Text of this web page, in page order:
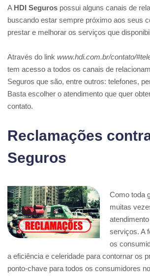
A HDI Seguros possui alguns canais de
buscando estar sempre próximo aos seus
prestar e melhorar os serviços que
Através do link www.hdi.com.br/contato/
tem acesso a todos os canais de
Seguros que são, entre outros: telefones,
Basta escolher o atendimento que quer
contato.
Reclamações
Seguros
Como toda
muitas
serviços. A
os
a eficiência e celeridade para contornar os
ponto-chave para todos os consumidores